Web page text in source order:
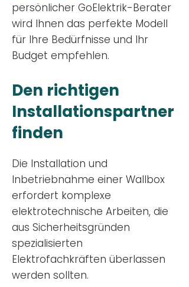
persönlicher GoElektrik-Berater
wird Ihnen das perfekte Modell
für Ihre Bedürfnisse und Ihr
Budget empfehlen.
Den richtigen
Installationspartner
finden
Die Installation und
Inbetriebnahme einer Wallbox
erfordert komplexe
elektrotechnische Arbeiten, die
aus Sicherheitsgründen
spezialisierten
Elektrofachkräften überlassen
werden sollten.